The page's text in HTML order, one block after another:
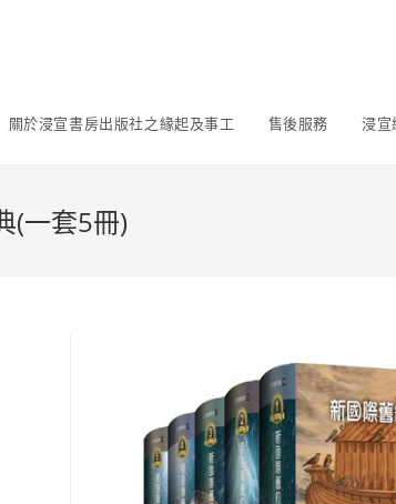
關於浸宣書房出版社之緣起及事工 售後服務 浸宣
(一套5冊)